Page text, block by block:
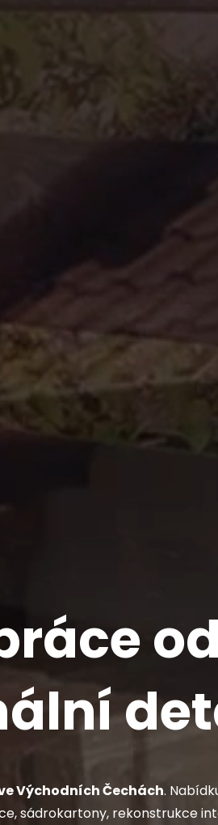
od
Východních Čechách.
sádrokartony, rekonstrukce